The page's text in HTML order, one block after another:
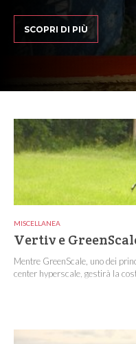
SCOPRI DI PIÙ
MISCELLANEA
Vertiv e
Mentre GreenScale, uno dei
center hyperscale, gestirà la